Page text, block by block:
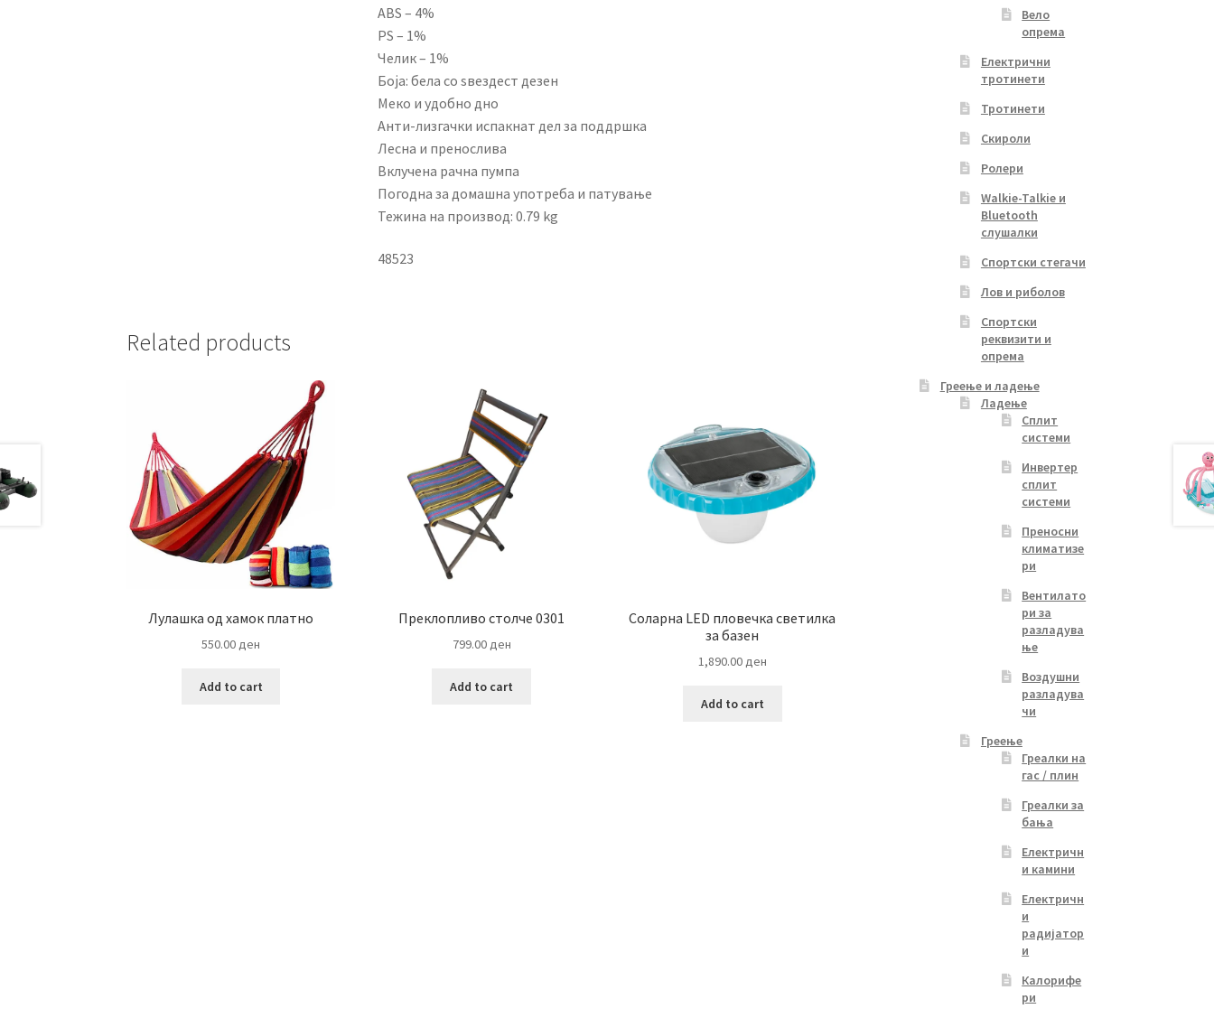
ABS – 4%
PS – 1%
Челик – 1%
Боја: бела со ѕвездест дезен
Меко и удобно дно
Анти-лизгачки испакнат дел за поддршка
Лесна и пренослива
Вклучена рачна пумпа
Погодна за домашна употреба и патување
Тежина на производ: 0.79 kg
48523
Related products
Лулашка од хамок платно
550.00ден
Add to cart
Преклопливо столче 0301
799.00ден
Add to cart
Соларна LED пловечка светилка
за базен
1,890.00ден
Add to cart
Вело
опрема
Електрични
тротинети
Тротинети
Скироли
Ролери
Walkie-Talkie и
Bluetooth
слушалки
Спортски стегачи
Лов и риболов
Спортски
реквизити и
опрема
Греење и ладење
Ладење
Сплит
системи
Инвертер
сплит
системи
Преносни
климатизе
ри
Вентилато
ри за
разладува
ње
Воздушни
разладува
чи
Греење
Греалки на
гас / плин
Греалки за
бања
Електричн
и камини
Електричн
и
радијатор
и
Калорифе
ри